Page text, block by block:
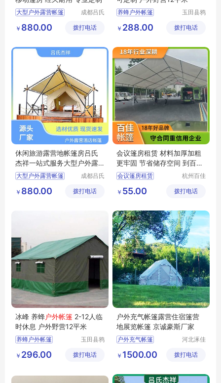
大型户外露营帐篷
帐篷酒店搭建
酒店帐篷
成都吕氏
有限公司
￥ 880.00 拨打电话
养蜂户外帐篷
玉田县鸦
户外用品
￥ 288.00 拨打电话
休闲旅游露营地帐篷房吕氏
杰祥一站式服务大型户外露
营帐篷
大型户外露营帐篷
酒店度假帐篷
成都吕氏
有限公司
￥ 880.00 拨打电话
会议篷房租赁 材料加厚加粗
更牢固 节省储存空间 到百佳
来
会议篷房租赁
杭州百佳
限公司
￥ 55.00 拨打电话
冰峰 养蜂户外帐篷 2-12人临
时休息 户外野营12平米
养蜂户外帐篷
玉田县鸦
户外用品
￥ 296.00 拨打电话
户外充气帐篷露营住宿篷营
地展览帐篷 京诚豪斯厂家
户外充气帐篷
营地展览帐篷
河北涿佳
有限公司
￥ 1500.00 拨打电话